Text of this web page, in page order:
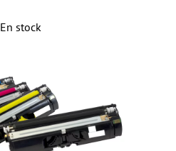
En stock